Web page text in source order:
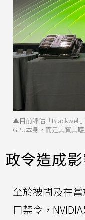
▲目前評估「Blackwell
GPU本身，而是其實其
政令造成
至於被問及在
口禁令，